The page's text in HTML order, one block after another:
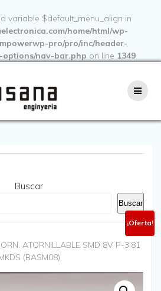
variable $default_menu_align in
home/html/wp-
pro/pro/inc/header-
nav-bar.php on line 1349
Buscar
Buscar
ATORNILLABLE SMD 8V P-3.81
(BASM08)
¡Oferta!